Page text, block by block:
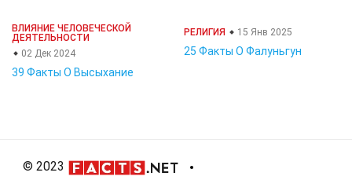
ВЛИЯНИЕ ЧЕЛОВЕЧЕСКОЙ
ДЕЯТЕЛЬНОСТИ
02 Дек 2024
39 Факты О Высыхание
РЕЛИГИЯ 15 Янв 2025
25 Факты О Фалуньгун
© 2023